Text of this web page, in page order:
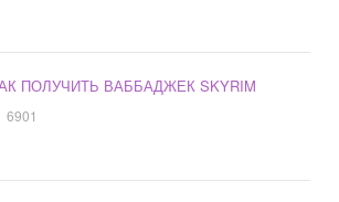
ПОЛУЧИТЬ ВАББАДЖЕК SKYRIM
6901